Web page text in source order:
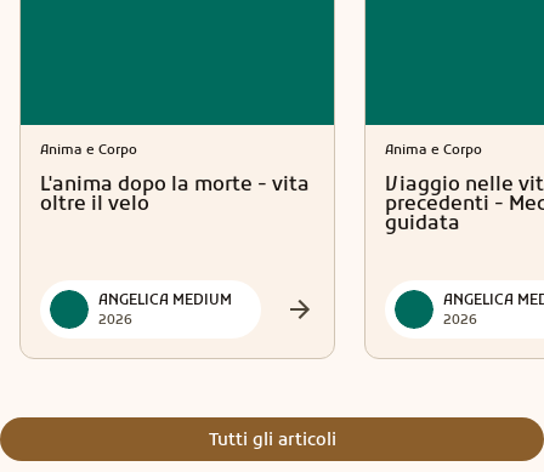
Anima e Corpo
L'anima dopo la morte - vita
oltre il velo
ANGELICA MEDIUM
2026
Anima e Corpo
Viaggio nelle
precedenti -
guidata
ANGELICA
2026
Tutti gli articoli